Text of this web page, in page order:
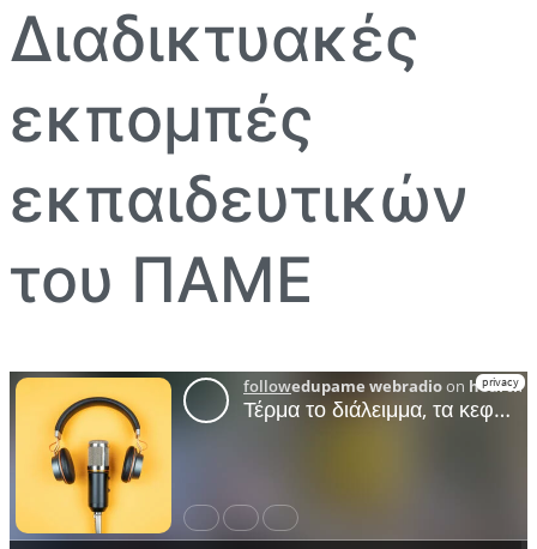
Διαδικτυακές
εκπομπές
εκπαιδευτικών
του ΠΑΜΕ